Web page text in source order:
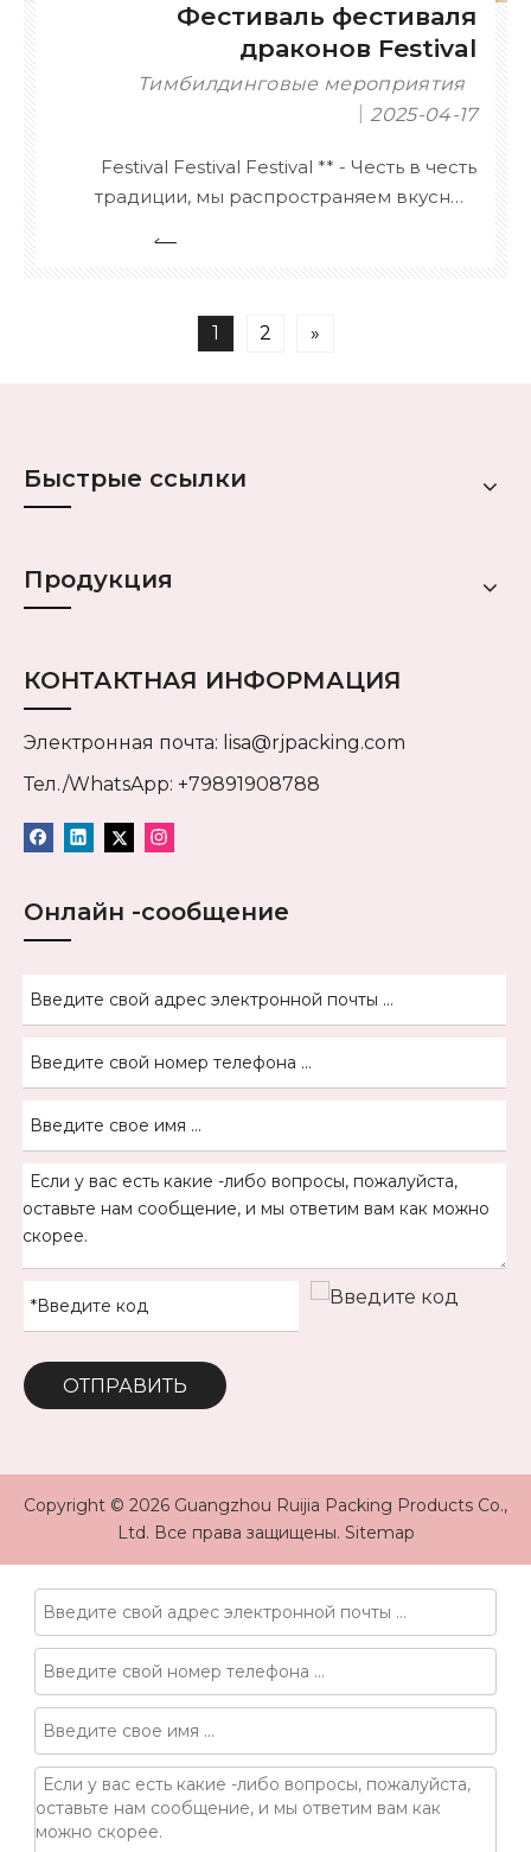
Фестиваль фестиваля
драконов Festival
Тимбилдинговые мероприятия
2025-04-17
Festival Festival Festival ** - Честь в честь
традиции, мы распространяем вкусные
1 2 »
Быстрые ссылки
Продукция
КОНТАКТНАЯ ИНФОРМАЦИЯ
Электронная почта: lisa@rjpacking.com
Тел./WhatsApp: +79891908788
Онлайн -сообщение
ОТПРАВИТЬ
Copyright © 2026 Guangzhou Ruijia Packing Products Co.,
Ltd. Все права защищены. Sitemap